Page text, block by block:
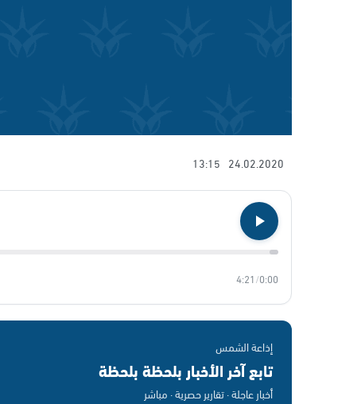
24.02.2020
13:15
0:00
/
4:21
إذاعة الشمس
تابع آخر الأخبار بلحظة بلحظة
أخبار عاجلة · تقارير حصرية · مباشر